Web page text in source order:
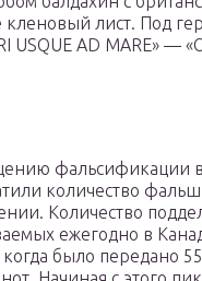
лист. Под
USQUE AD MARE» —
фальсификации
количество
Количество
ежегодно в
было передано